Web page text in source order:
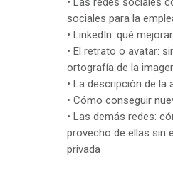
sociales para la
• LinkedIn: qué mejorar
• El retrato o avatar:
ortografía de la
• La descripción de la
• Cómo conseguir
• Las demás redes:
provecho de ellas sin
privada